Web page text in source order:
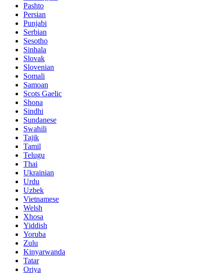
Pashto
Persian
Punjabi
Serbian
Sesotho
Sinhala
Slovak
Slovenian
Somali
Samoan
Scots Gaelic
Shona
Sindhi
Sundanese
Swahili
Tajik
Tamil
Telugu
Thai
Ukrainian
Urdu
Uzbek
Vietnamese
Welsh
Xhosa
Yiddish
Yoruba
Zulu
Kinyarwanda
Tatar
Oriya